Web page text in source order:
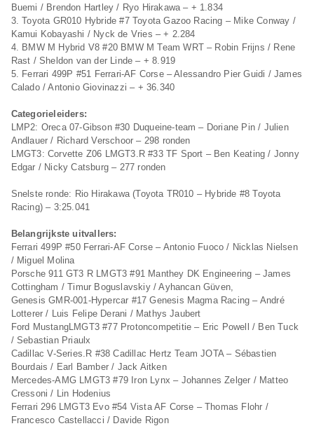
Buemi / Brendon Hartley / Ryo Hirakawa – + 1.834
3. Toyota GR010 Hybride #7 Toyota Gazoo Racing – Mike Conway /
Kamui Kobayashi / Nyck de Vries – + 2.284
4. BMW M Hybrid V8 #20 BMW M Team WRT – Robin Frijns / Rene
Rast / Sheldon van der Linde – + 8.919
5. Ferrari 499P #51 Ferrari-AF Corse – Alessandro Pier Guidi / James
Calado / Antonio Giovinazzi – + 36.340
Categorieleiders:
LMP2: Oreca 07-Gibson #30 Duqueine-team – Doriane Pin / Julien
Andlauer / Richard Verschoor – 298 ronden
LMGT3: Corvette Z06 LMGT3.R #33 TF Sport – Ben Keating / Jonny
Edgar / Nicky Catsburg – 277 ronden
Snelste ronde: Rio Hirakawa (Toyota TR010 – Hybride #8 Toyota
Racing) – 3:25.041
Belangrijkste uitvallers:
Ferrari 499P #50 Ferrari-AF Corse – Antonio Fuoco / Nicklas Nielsen
/ Miguel Molina
Porsche 911 GT3 R LMGT3 #91 Manthey DK Engineering – James
Cottingham / Timur Boguslavskiy / Ayhancan Güven,
Genesis GMR-001-Hypercar #17 Genesis Magma Racing – André
Lotterer / Luis Felipe Derani / Mathys Jaubert
Ford MustangLMGT3 #77 Protoncompetitie – Eric Powell / Ben Tuck
/ Sebastian Priaulx
Cadillac V-Series.R #38 Cadillac Hertz Team JOTA – Sébastien
Bourdais / Earl Bamber / Jack Aitken
Mercedes-AMG LMGT3 #79 Iron Lynx – Johannes Zelger / Matteo
Cressoni / Lin Hodenius
Ferrari 296 LMGT3 Evo #54 Vista AF Corse – Thomas Flohr /
Francesco Castellacci / Davide Rigon